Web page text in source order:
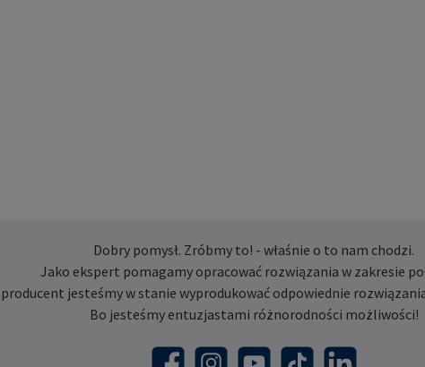
Dobry pomysł. Zróbmy to! - właśnie o to nam chodzi.
Jako ekspert pomagamy opracować rozwiązania w zakresie
jesteśmy w stanie wyprodukować odpowiednie
Bo jesteśmy entuzjastami różnorodności możliwości!